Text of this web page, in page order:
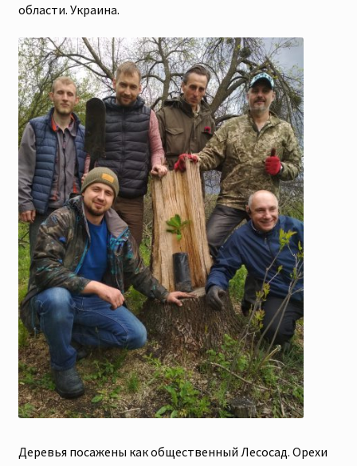
Отправить сообщение
Мы в соцсетях
Скидки
области. Украина.
Деревья посажены как общественный Лесосад. Орехи